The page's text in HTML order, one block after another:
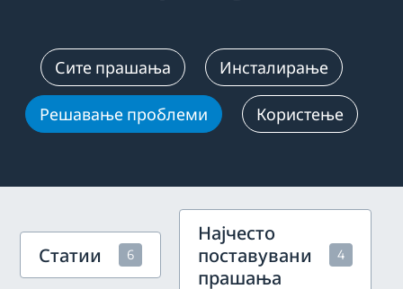
Сите прашања Инсталирање
Решавање проблеми Користење
Статии 6
Најчесто
поставувани
прашања
4